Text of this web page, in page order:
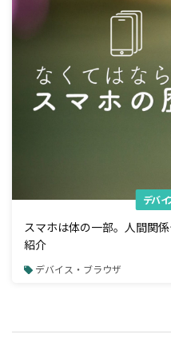
デバイ
スマホは体の一部。人間関
紹介
デバイス・ブラウザ